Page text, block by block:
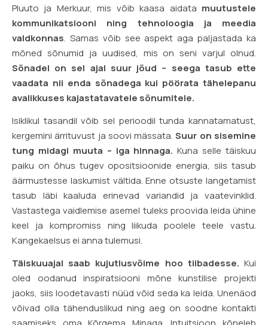
Pluuto ja Merkuur, mis võib kaasa aidata muutustele
kommunikatsiooni ning tehnoloogia ja meedia
valdkonnas. Samas võib see aspekt aga paljastada ka
mõned sõnumid ja uudised, mis on seni varjul olnud.
Sõnadel on sel ajal suur jõud – seega tasub ette
vaadata nii enda sõnadega kui pöörata tähelepanu
avalikkuses kajastatavatele sõnumitele.
Isiklikul tasandil võib sel perioodil tunda kannatamatust,
kergemini ärrituvust ja soovi mässata.Suur on sisemine
tung midagi muuta – iga hinnaga. Kuna selle täiskuu
paiku on õhus tugev opositsioonide energia, siis tasub
äärmustesse laskumist vältida. Enne otsuste langetamist
tasub läbi kaaluda erinevad variandid ja vaatevinklid.
Vastastega vaidlemise asemel tuleks proovida leida ühine
keel ja kompromiss ning liikuda poolele teele vastu.
Kangekaelsus ei anna tulemusi.
Täiskuuajal saab kujutlusvõime hoo tiibadesse. Kui
oled oodanud inspiratsiooni mõne kunstilise projekti
jaoks, siis loodetavasti nüüd võid seda ka leida. Unenäod
võivad olla tähenduslikud ning aeg on soodne kontakti